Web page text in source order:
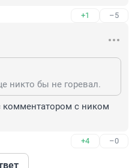
+1 –5
никто бы не горевал.
комментатором с ником
+4 –0